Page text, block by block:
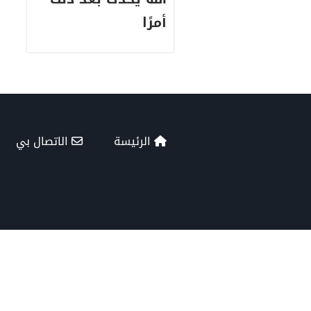
أمرًا
الرئيسة الاتصال بي